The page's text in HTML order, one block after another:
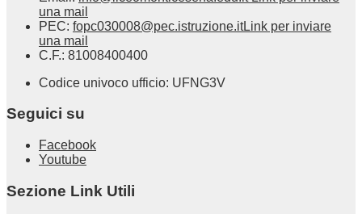
una mail
PEC: fopc030008@pec.istruzione.itLink per inviare
una mail
C.F.: 81008400400
Codice univoco ufficio: UFNG3V
Seguici su
Facebook
Youtube
Sezione Link Utili